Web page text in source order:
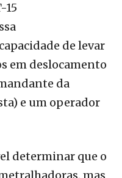
15
de levar
em deslocamento
da
e um operador
determinar que o